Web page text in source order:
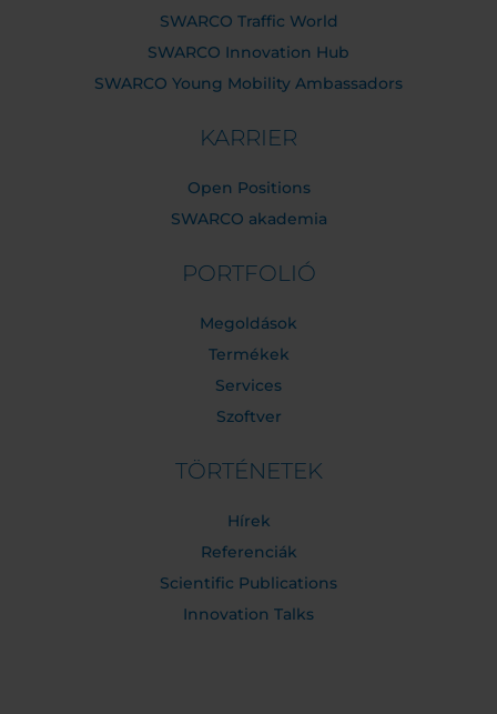
SWARCO Traffic World
SWARCO Innovation Hub
SWARCO Young Mobility Ambassadors
KARRIER
Open Positions
SWARCO akademia
PORTFOLIÓ
Megoldások
Termékek
Services
Szoftver
TÖRTÉNETEK
Hírek
Referenciák
Scientific Publications
Innovation Talks